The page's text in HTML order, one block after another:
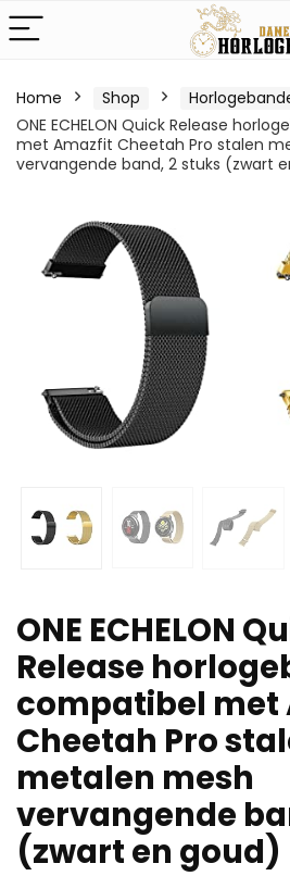
Home Shop
ONE ECHELON Quick Release
met Amazfit Cheetah Pro stalen
vervangende band, 2 stuks (zwart
ONE ECHELON
Release
compatibel met
Cheetah Pro
metalen mesh
vervangende
(zwart en goud)